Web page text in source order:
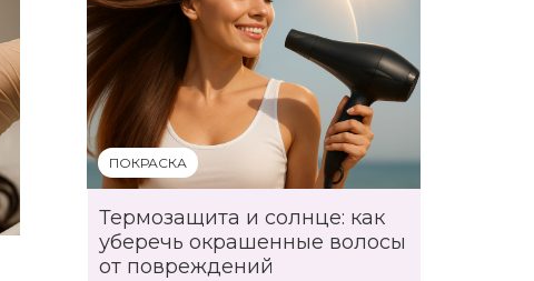
ПОКРАСКА
Термозащита и солнце: как
уберечь окрашенные волосы
от повреждений